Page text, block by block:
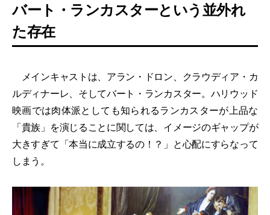
バート・ランカスターという並外れ
た存在
メインキャストは、アラン・ドロン、クラウディア・カ
ルディナーレ、そしてバート・ランカスター。ハリウッド
映画では肉体派としても知られるランカスターが上品な
「貴族」を演じることに関しては、イメージのギャップが
大きすぎて「本当に成立するの！？」と心配にすらなって
しまう。